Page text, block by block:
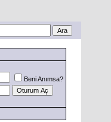
Beni Anımsa?